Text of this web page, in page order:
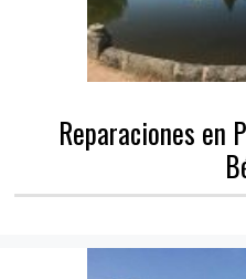
Reparaciones en